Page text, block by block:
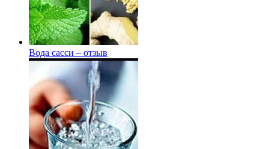
Вода сасси – отзыв